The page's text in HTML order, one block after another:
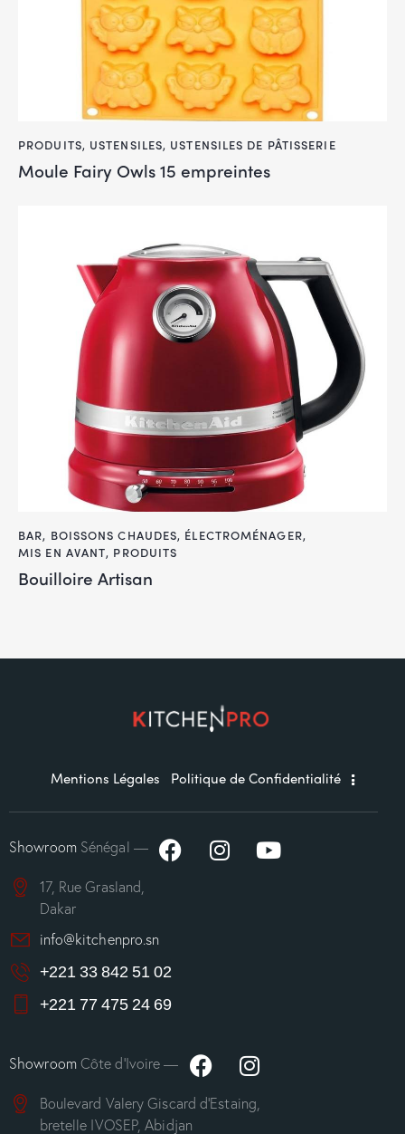
PRODUITS, USTENSILES, USTENSILES DE PÂTISSERIE
Moule Fairy Owls 15 empreintes
BAR, BOISSONS CHAUDES, ÉLECTROMÉNAGER,
MIS EN AVANT, PRODUITS
Bouilloire Artisan
Mentions Légales Politique de Confidentialité
ShowroomSénégal —
17, Rue Grasland,
Dakar
info@kitchenpro.sn
+221 33 842 51 02
+221 77 475 24 69
ShowroomCôte d’Ivoire —
Boulevard Valery Giscard d’Estaing,
bretelle IVOSEP, Abidjan